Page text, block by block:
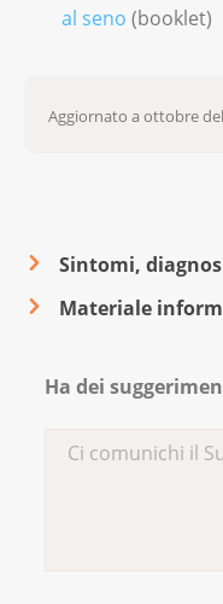
al seno (booklet)
Aggiornato a ottobre
Sintomi,
Materiale
Ha dei